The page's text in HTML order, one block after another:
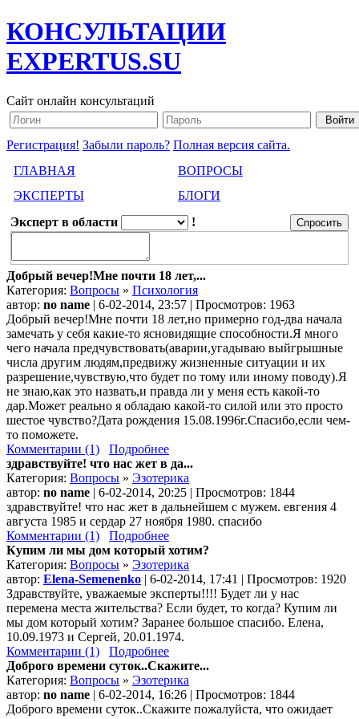
КОНСУЛЬТАЦИИ
EXPERTUS.SU
Сайт онлайн консультаций
Регистрация! Забыли пароль? Полная версия сайта.
ГЛАВНАЯ
ВОПРОСЫ
ЭКСПЕРТЫ
БЛОГИ
Эксперт в области
!
Добрый вечер!Мне почти 18 лет,...
Категория: Вопросы » Психология
автор: no name | 6-02-2014, 23:57 | Просмотров: 1963
Добрый вечер!Мне почти 18 лет,но примерно год-два начала
замечать у себя какие-то ясновидящие способности.Я много
чего начала предчувствовать(аварии,угадываю выйгрышные
числа другим людям,предвижу жизненные ситуации и их
разрешение,чувствую,что будет по тому или иному поводу).Я
не знаю,как это назвать,и правда ли у меня есть какой-то
дар.Может реально я обладаю какой-то силой или это просто
шестое чувство?Дата рождения 15.08.1996г.Спасибо,если чем-
то поможете.
Комментарии (1)
Подробнее
здравствуйте! что нас жет в да...
Категория: Вопросы » Эзотерика
автор: no name | 6-02-2014, 20:25 | Просмотров: 1844
здравствуйте! что нас жет в дальнейшем с мужем. евгения 4
августа 1985 и сердар 27 ноября 1980. спасибо
Комментарии (1)
Подробнее
Купим ли мы дом который хотим?
Категория: Вопросы » Эзотерика
автор: Elena-Semenenko | 6-02-2014, 17:41 | Просмотров: 1920
Здравствуйте, уважаемые эксперты!!!! Будет ли у нас
перемена места жительства? Если будет, то когда? Купим ли
мы дом который хотим? Заранее большое спасибо. Елена,
10.09.1973 и Сергей, 20.01.1974.
Комментарии (1)
Подробнее
Доброго времени суток..Скажите...
Категория: Вопросы » Эзотерика
автор: no name | 6-02-2014, 16:26 | Просмотров: 1844
Доброго времени суток..Скажите пожалуйста, что ожидает